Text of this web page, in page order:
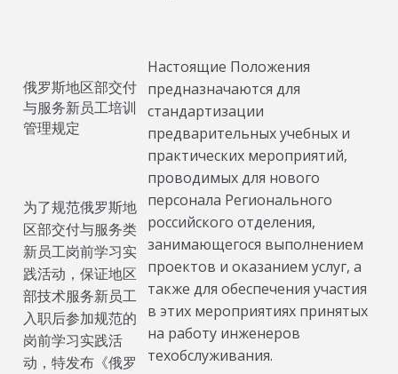
俄罗斯地区部交付
与服务新员工培训
管理规定
为了规范俄罗斯地
区部交付与服务类
新员工岗前学习实
践活动，保证地区
部技术服务新员工
入职后参加规范的
岗前学习实践活
动，特发布《俄罗
Настоящие Положения
предназначаются для
стандартизации
предварительных учебных и
практических мероприятий,
проводимых для нового
персонала Регионального
российского отделения,
занимающегося выполнением
проектов и оказанием услуг, а
также для обеспечения участия
в этих мероприятиях принятых
на работу инженеров
техобслуживания.